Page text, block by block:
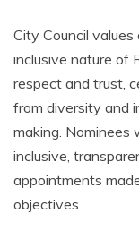
City Council
inclusive nature of
respect and trust,
from diversity and
making. Nominees
inclusive,
appointments
objectives.